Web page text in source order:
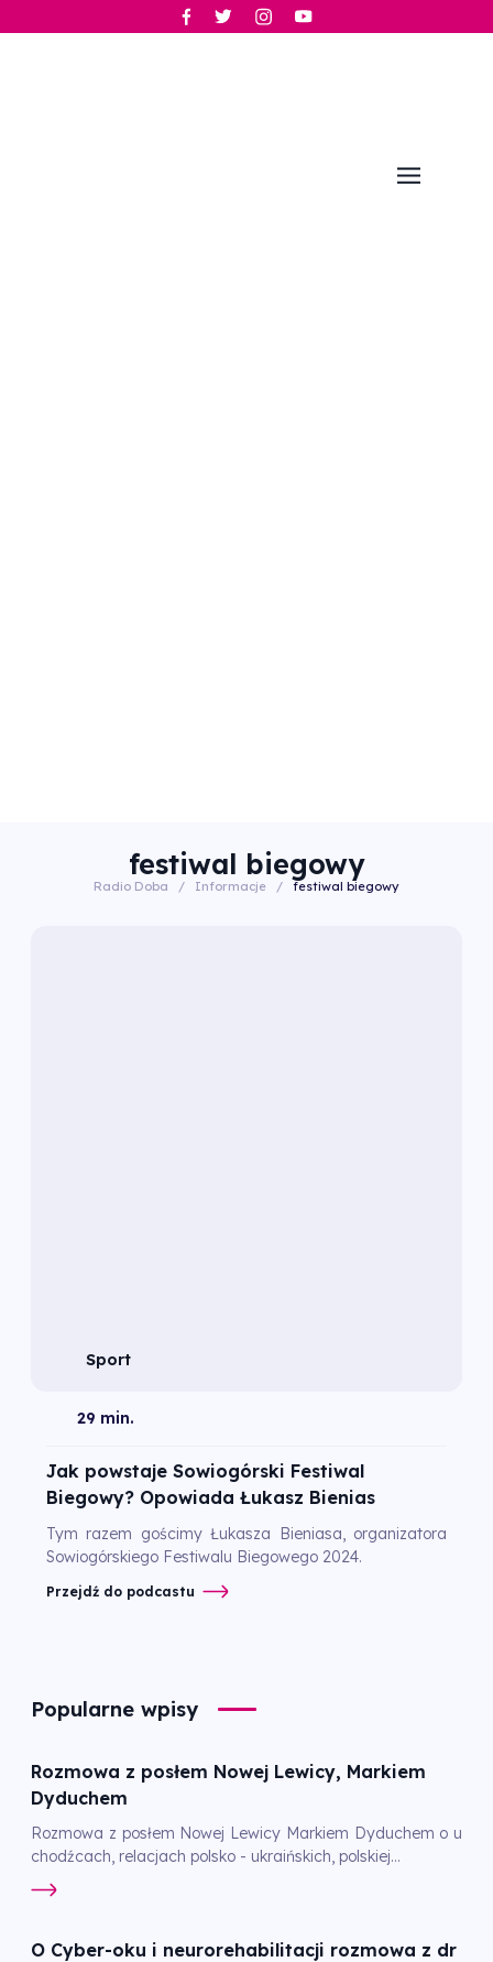
festiwal biegowy
Radio Doba / Informacje / festiwal biegowy
Sport
29 min.
Jak powstaje Sowiogórski Festiwal
Biegowy? Opowiada Łukasz Bienias
Tym razem gościmy Łukasza Bieniasa, organizatora
Sowiogórskiego Festiwalu Biegowego 2024.
Przejdź do podcastu
Popularne wpisy
Rozmowa z posłem Nowej Lewicy, Markiem
Dyduchem
Rozmowa z posłem Nowej Lewicy Markiem Dyduchem o u
chodźcach, relacjach polsko - ukraińskich, polskiej...
O Cyber-oku i neurorehabilitacji rozmowa z dr